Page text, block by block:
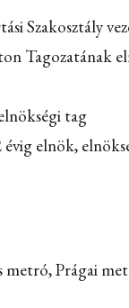
Szakosztály
Tagozatának
tag
elnök,
Prágai